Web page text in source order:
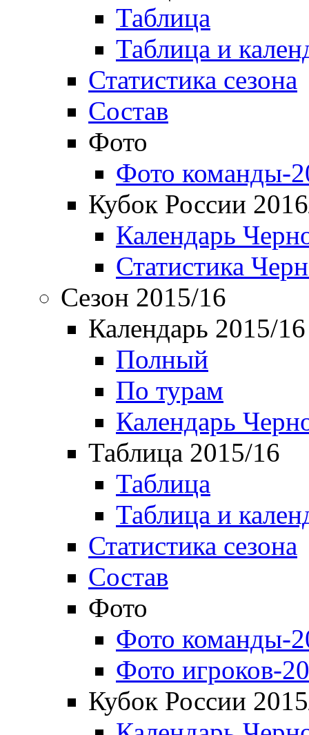
Таблица
Таблица и
Статистика сезона
Состав
Фото
Фото команды-
Кубок России
Календарь
Статистика
Сезон 2015/16
Календарь 2015/16
Полный
По турам
Календарь
Таблица 2015/16
Таблица
Таблица и
Статистика сезона
Состав
Фото
Фото команды-
Фото игроков-
Кубок России